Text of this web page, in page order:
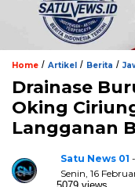
Home / Artikel / Berita /
Drainase
Oking
Langganan
Satu News 01
Senin, 16